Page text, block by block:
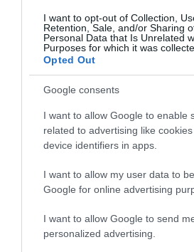
I want to opt-out of Collection,
Retention, Sale, and/or Sharing
Personal Data that Is Unrelated
Purposes for which it was
Opted Out
Google consents
I want to allow Google to enable
related to advertising like
device identifiers in apps.
I want to allow my user data to
Google for online advertising
I want to allow Google to send
personalized advertising.
09.08.2026 | 08:00
Φωτιά στην Εύβοια σε ξερά
09.08.2026 | 00:10
Ρίγη συγκίνησης στην Εύβοια! Η
Ιερά Μονή Οσίου Δαυΐδ έλαμψε
Μεταμορφώσεως
08.08.2026 | 21:00
Φάνης Σπανός: 500.000 € για την
ενεργειακή αναβάθμιση του 4ου
ΠΕΡΙΣΣΟΤΕΡΑ ΑΠΟ
Αγροτικές ενισχύσεις:
Ποιοι θα λάβουν
προκαταβολές